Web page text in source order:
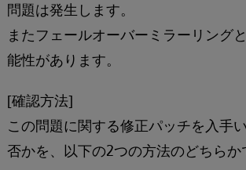
問題は発生します。
またフェールオーバーミラーリング
能性があります。
[確認方法]
この問題に関する修正パッチを入手
否かを、以下の2つの方法のどちらか